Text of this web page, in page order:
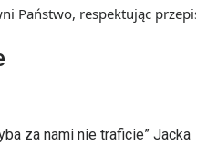
respektując przepisy
za nami nie traficie” Jacka